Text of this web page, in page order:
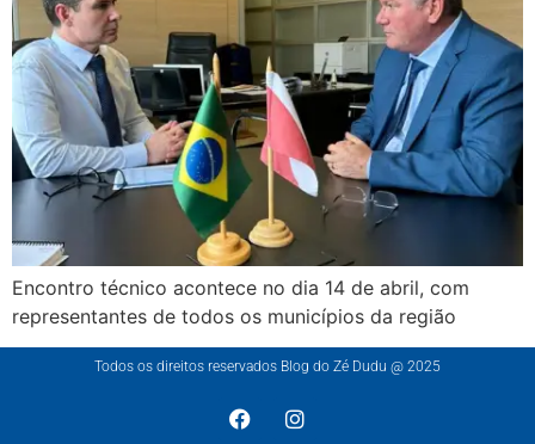
Encontro técnico acontece no dia 14 de abril, com
representantes de todos os municípios da região
Todos os direitos reservados Blog do Zé Dudu @ 2025